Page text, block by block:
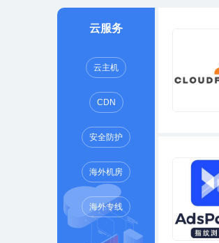
云服务
云主机
CDN
安全防护
海外机房
海外专线